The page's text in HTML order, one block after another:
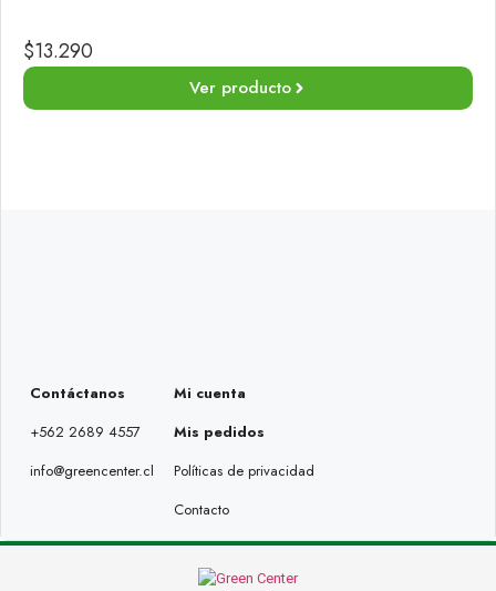
$13.290
Ver producto
Contáctanos
+562 2689 4557
info@greencenter.cl
Mi cuenta
Mis pedidos
Políticas de privacidad
Contacto